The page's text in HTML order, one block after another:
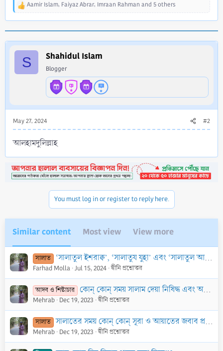
R
Aamir Islam, Faiyaz Abrar, Imraan Rahman and 5 others
S Shahidul Islam
Blogger
May 27, 2024 #2
আলহামদুলিল্লাহ
You must log in or register to reply here.
Similar content Most view View more
সালাত ‘সালাতুল ইশরাক্ব’, ‘সালাতুয যুহা’ এবং ‘সালাতুল আউওয়াবীন’ বলতে কোন্ কোন্ সালাতকে বুঝানো হয় এবং এই সকল সালাতের ফযীলত কেমন?
Farhad Molla Jul 15, 2024 দ্বীনি প্রশ্নোত্তর
আদব ও শিষ্টাচার কোন্ কোন্ সময় সালাম দেয়া নিষিদ্ধ এবং অপসন্দনীয়?
Mehrab Dec 19, 2023 দ্বীনি প্রশ্নোত্তর
সালাত সালাতের সময় কোন্ কোন্ সূরা ও আয়াতের জবাব প্রদান করতে হবে?
Mehrab Dec 19, 2023 দ্বীনি প্রশ্নোত্তর